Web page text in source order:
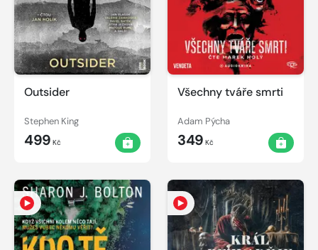
Outsider
Stephen King
499 Kč
Všechny tváře smrti
Adam Pýcha
349 Kč